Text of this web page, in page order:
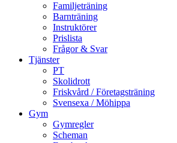
Familjeträning
Barnträning
Instruktörer
Prislista
Frågor & Svar
Tjänster
PT
Skolidrott
Friskvård / Företagsträning
Svensexa / Möhippa
Gym
Gymregler
Scheman